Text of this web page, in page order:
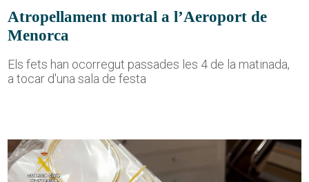
Atropellament mortal a l’Aeroport de
Menorca
Els fets han ocorregut passades les 4 de la matinada,
a tocar d'una sala de festa